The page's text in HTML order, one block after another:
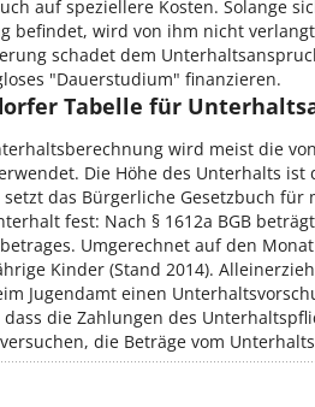
auf speziellere Kosten. Solange
befindet, wird von ihm nicht
schadet dem
"Dauerstudium" finanzieren.
Tabelle für
wird meist die
Die Höhe des Unterhalts
das Bürgerliche Gesetzbuch
fest: Nach § 1612a BGB
Umgerechnet auf den
Kinder (Stand 2014).
Jugendamt einen
die Zahlungen des
die Beträge vom